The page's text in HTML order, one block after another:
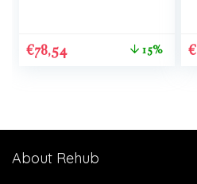
€78,54 15% €
About Rehub